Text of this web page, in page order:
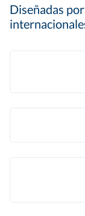
Diseñadas